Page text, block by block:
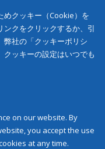
めクッキー（Cookie）を
クをクリックするか、引
弊社の「クッキーポリシ
ッキーの設定はいつでも
on our website. By
you accept the use
at any time.